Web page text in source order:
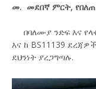
መ. መደበኛ ምርት, የበለጠ
በባለሙያ ንድፍ እና
እና ከ BS11139
ደህንነት ያረጋግጣሉ.
የምርት